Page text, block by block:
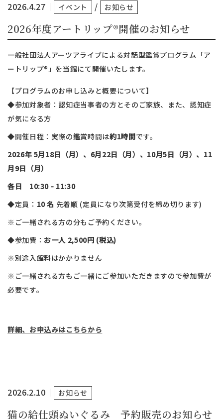
2026.4.27 ｜ イベント / お知らせ
2026年度アートリップ®︎開催のお知らせ
一般社団法人アーツアライブによる対話型鑑賞プログラム「ア
ートリップ®︎」を当館にて開催いたします。
【プログラムのお申し込みと概要について】
◆参加対象者：認知症当事者の方とそのご家族、また、認知症
が気になる方
◆開催日程：実際の鑑賞時間は約1時間です。
2026年 5月18日 （月） 、6月22日（月）、10月5日（月）、11
月9日（月）
各日 10:30 - 11:30
◆定員： 10名 先着順 (定員になり次第受付を締め切ります)
※ご一緒される方の分もご予約ください。
◆参加費： お一人 2,500円 (税込)
※別途入館料はかかりません
※ご一緒される方もご一緒にご参加いただきますので参加費が
必要です。
詳細、お申込みはこちらから
2026.2.10 ｜ お知らせ
猫の給仕頭ぬいぐるみ 予約販売のお知らせ